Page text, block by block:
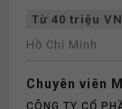
Từ 40 triệu
Hồ Chí Minh
Chuyên viên
CÔNG TY CỔ